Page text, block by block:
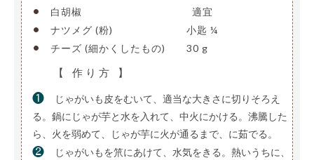
• 白胡椒 適宜
• ナツメグ (粉) 小匙 ¼
• チーズ (細かくしたもの) 30 g
【 作り方 】
❶
じゃがいも皮をむいて、適当な大きさに切りそろえ
る。鍋にじゃが芋と水を入れて、中火にかける。沸騰した
ら、火を弱めて、じゃが芋に火が通るまで、に茹でる。
❷
じゃがいもを笊にあけて、水気をきる。熱いうちに、